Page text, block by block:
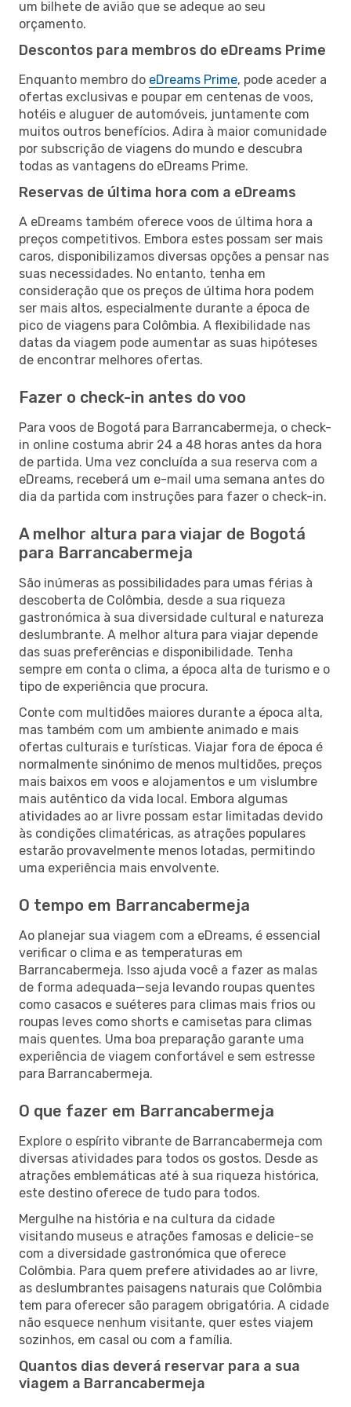
um bilhete de avião que se adeque ao seu
orçamento.
Descontos para membros do eDreams Prime
Enquanto membro do eDreams Prime, pode aceder a
ofertas exclusivas e poupar em centenas de voos,
hotéis e aluguer de automóveis, juntamente com
muitos outros benefícios. Adira à maior comunidade
por subscrição de viagens do mundo e descubra
todas as vantagens do eDreams Prime.
Reservas de última hora com a eDreams
A eDreams também oferece voos de última hora a
preços competitivos. Embora estes possam ser mais
caros, disponibilizamos diversas opções a pensar nas
suas necessidades. No entanto, tenha em
consideração que os preços de última hora podem
ser mais altos, especialmente durante a época de
pico de viagens para Colômbia. A flexibilidade nas
datas da viagem pode aumentar as suas hipóteses
de encontrar melhores ofertas.
Fazer o check-in antes do voo
Para voos de Bogotá para Barrancabermeja, o check-
in online costuma abrir 24 a 48 horas antes da hora
de partida. Uma vez concluída a sua reserva com a
eDreams, receberá um e-mail uma semana antes do
dia da partida com instruções para fazer o check-in.
A melhor altura para viajar de Bogotá
para Barrancabermeja
São inúmeras as possibilidades para umas férias à
descoberta de Colômbia, desde a sua riqueza
gastronómica à sua diversidade cultural e natureza
deslumbrante. A melhor altura para viajar depende
das suas preferências e disponibilidade. Tenha
sempre em conta o clima, a época alta de turismo e o
tipo de experiência que procura.
Conte com multidões maiores durante a época alta,
mas também com um ambiente animado e mais
ofertas culturais e turísticas. Viajar fora de época é
normalmente sinónimo de menos multidões, preços
mais baixos em voos e alojamentos e um vislumbre
mais autêntico da vida local. Embora algumas
atividades ao ar livre possam estar limitadas devido
às condições climatéricas, as atrações populares
estarão provavelmente menos lotadas, permitindo
uma experiência mais envolvente.
O tempo em Barrancabermeja
Ao planejar sua viagem com a eDreams, é essencial
verificar o clima e as temperaturas em
Barrancabermeja. Isso ajuda você a fazer as malas
de forma adequada—seja levando roupas quentes
como casacos e suéteres para climas mais frios ou
roupas leves como shorts e camisetas para climas
mais quentes. Uma boa preparação garante uma
experiência de viagem confortável e sem estresse
para Barrancabermeja.
O que fazer em Barrancabermeja
Explore o espírito vibrante de Barrancabermeja com
diversas atividades para todos os gostos. Desde as
atrações emblemáticas até à sua riqueza histórica,
este destino oferece de tudo para todos.
Mergulhe na história e na cultura da cidade
visitando museus e atrações famosas e delicie-se
com a diversidade gastronómica que oferece
Colômbia. Para quem prefere atividades ao ar livre,
as deslumbrantes paisagens naturais que Colômbia
tem para oferecer são paragem obrigatória. A cidade
não esquece nenhum visitante, quer estes viajem
sozinhos, em casal ou com a família.
Quantos dias deverá reservar para a sua
viagem a Barrancabermeja